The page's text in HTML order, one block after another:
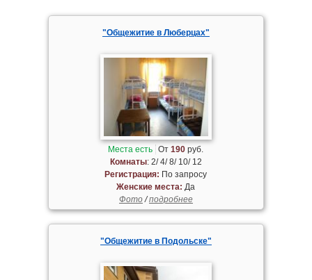
"Общежитие в Люберцах"
Места есть От190 руб.
Комнаты: 2/ 4/ 8/ 10/ 12
Регистрация: По запросу
Женские места: Да
Фото/подробнее
"Общежитие в Подольске"